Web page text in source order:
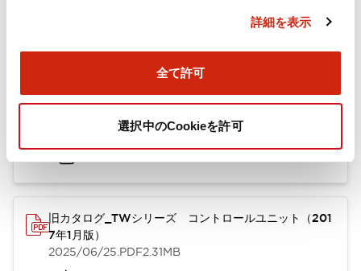
詳細を表示
全て許可
選択中のCookieを許可
TWシリーズ コントロールユニット（2025年6月版）
.PDF1.65MB
旧カタログ_TWシリーズ コントロールユニット（201
7年1月版）
2025/06/25.PDF2.31MB